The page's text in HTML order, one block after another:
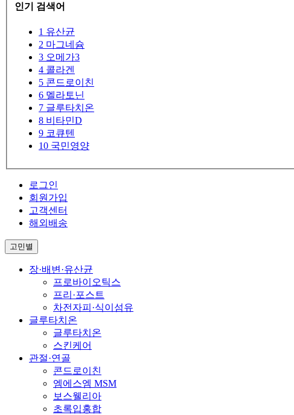
인기 검색어
1 유산균
2 마그네슘
3 오메가3
4 콜라겐
5 콘드로이친
6 멜라토닌
7 글루타치온
8 비타민D
9 코큐텐
10 국민영양
로그인
회원가입
고객센터
해외배송
고민별
장·배변·유산균
프로바이오틱스
프리·포스트
차전자피·식이섬유
글루타치온
글루타치온
스킨케어
관절·연골
콘드로이친
엠에스엠 MSM
보스웰리아
초록입홍합